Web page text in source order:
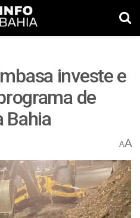
investe e
de
Bahia
AA